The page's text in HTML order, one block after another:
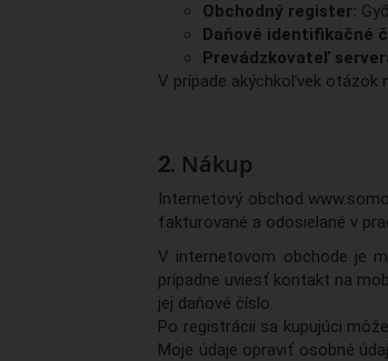
Obchodný register:
Daňové identifikačné
Prevádzkovateľ
V prípade akýchkoľvek
Nákup
Internetový obchod
fakturované a odosielané v
V internetovom obchode je
prípadne uviesť kontakt na
jej daňové číslo.
Po registrácii sa kupujúci
Moje údaje opraviť osobné